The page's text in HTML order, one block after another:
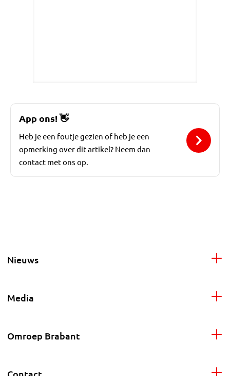
App ons!👋
Heb je een foutje gezien of heb je een
opmerking over dit artikel? Neem dan
contact met ons op.
Nieuws
Media
Omroep Brabant